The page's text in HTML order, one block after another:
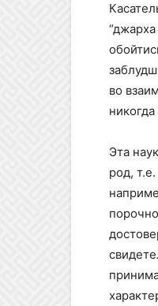
во
Эта
род,